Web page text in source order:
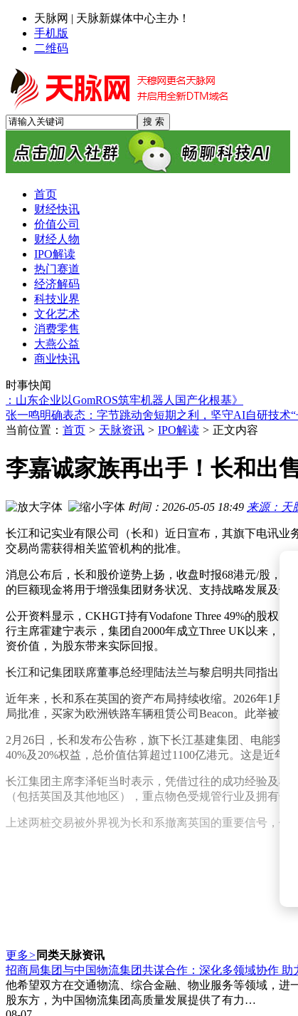
天脉网 | 天脉新媒体中心主办！
手机版
二维码
首页
财经快讯
价值公司
财经人物
IPO解读
热门赛道
经济解码
科技业界
文化艺术
消费零售
大燕公益
商业快讯
时事快闻
企业以GomROS筑牢机器人国产化根基》
巴克莱报告：人形机器人大规模经济应用或延至2035年 近
特斯拉Robotaxi扩张遇阻，马斯克如何破局商业化难题？
张一鸣明确表态：字节跳动舍短期之利，坚守AI自研技术“
DeepSeek API将迎较大涨幅，此前性能亮眼却遇调用容量
字节AI“慢”行道：张一鸣划红线，梁汝波布长局，以长期
AI Agent手机新阶段：国标L3启幕，未来体验升级尚需时
张一鸣“拒绝蒸馏”引热议：字节跳动坚持长期主义能否突
巴克莱报告：人形机器人大规模经济应用或延至2035年 近
当前位置： 首页 > 天脉资讯 > IPO解读 > 正文内容
李嘉诚家族再出手！长和出
时间：2026-05-05 18:49 来源：天
长江和记实业有限公司（长和）近日宣布，其旗下电讯业
交易尚需获得相关监管机构的批准。
消息公布后，长和股价逆势上扬，收盘时报68港元/股，
的巨额现金将用于增强集团财务状况、支持战略发展及优
公开资料显示，CKHGT持有Vodafone Three 49%的股权
行主席霍建宁表示，集团自2000年成立Three UK以来，
资价值，为股东带来实际回报。
长江和记集团联席董事总经理陆法兰与黎启明共同指出，
近年来，长和系在英国的资产布局持续收缩。2026年1月
局批准，买家为欧洲铁路车辆租赁公司Beacon。此举被
2月26日，长和发布公告称，旗下长江基建集团、电能实
40%及20%权益，总价值估算超过1100亿港元。这是近年
长江集团主席李泽钜当时表示，凭借过往的成功经验及
（包括英国及其他地区），重点物色受规管行业及拥有长
上述两桩交易被外界视为长和系撤离英国的重要信号，但
更多> 同类天脉资讯
招商局集团与中国物流集团共谋合作：深化多领域协作 助
他希望双方在交通物流、综合金融、物业服务等领域，
股东方，为中国物流集团高质量发展提供了有力…